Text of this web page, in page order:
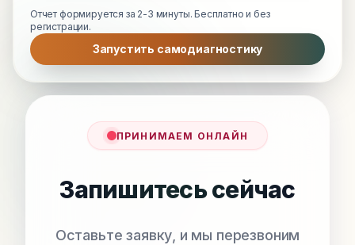
Отчет формируется за 2-3 минуты. Бесплатно и без
регистрации.
Запустить самодиагностику
ПРИНИМАЕМ ОНЛАЙН
Запишитесь сейчас
Оставьте заявку, и мы перезвоним